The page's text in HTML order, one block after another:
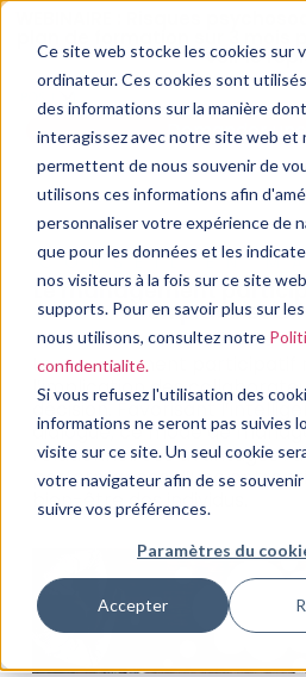
Ce site web stocke les cookies sur
ordinateur. Ces cookies sont
des informations sur la manière
interagissez avec notre site web et
permettent de nous souvenir de
utilisons ces informations afin
personnaliser votre expérience de
que pour les données et les
nos visiteurs à la fois sur ce site
supports. Pour en savoir plus sur
nous utilisons, consultez notre
confidentialité.
Si vous refusez l'utilisation des
informations ne seront pas suivies
visite sur ce site. Un seul cookie
votre navigateur afin de se souvenir
suivre vos préférences.
Paramètres du
Accepter
WEBINAIRE : Risques
plan de formation sur 3 mois
voir le
Demander une
CONSEIL EN
Le management
en place et
9 mars,
Le management participatif
l’implication des
décision. Favorisant
dialogue, ce mode de
relationnel. Ses avantages :
performances d’une
bien-être des individus.